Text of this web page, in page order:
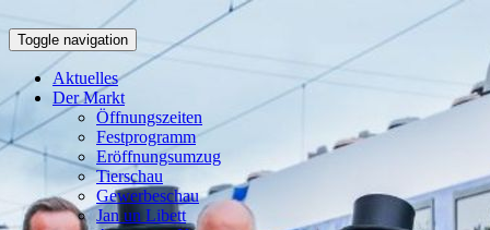
Toggle navigation
Aktuelles
Der Markt
Öffnungszeiten
Festprogramm
Eröffnungsumzug
Tierschau
Gewerbeschau
Jan un Libett